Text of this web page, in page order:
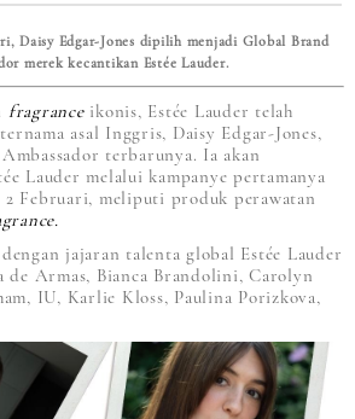
Daisy Edgar-Jones dipilih menjadi Global Brand
merek kecantikan Estée Lauder.
fragrance ikonis, Estée Lauder telah
asal Inggris, Daisy Edgar-Jones,
terbarunya. Ia akan
Lauder melalui kampanye pertamanya
2 Februari, meliputi produk perawatan
jajaran talenta global Estée Lauder
de Armas, Bianca Brandolini, Carolyn
IU, Karlie Kloss, Paulina Porizkova,